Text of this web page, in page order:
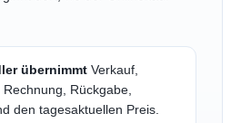
übernimmt Verkauf,
Rückgabe,
den tagesaktuellen Preis.